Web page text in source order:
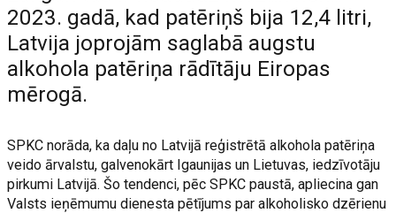
2023. gadā, kad patēriņš bija 12,4 litri,
Latvija joprojām saglabā augstu
alkohola patēriņa rādītāju Eiropas
mērogā.
SPKC norāda, ka daļu no Latvijā reģistrētā alkohola patēriņa
veido ārvalstu, galvenokārt Igaunijas un Lietuvas, iedzīvotāju
pirkumi Latvijā. Šo tendenci, pēc SPKC paustā, apliecina gan
Valsts ieņēmumu dienesta pētījums par alkoholisko dzērienu